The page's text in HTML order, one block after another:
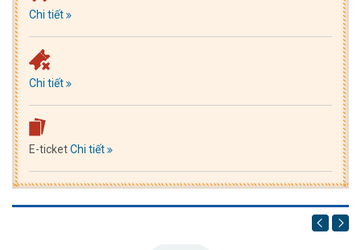
Chi tiết
Chi tiết
E-ticketChi tiết